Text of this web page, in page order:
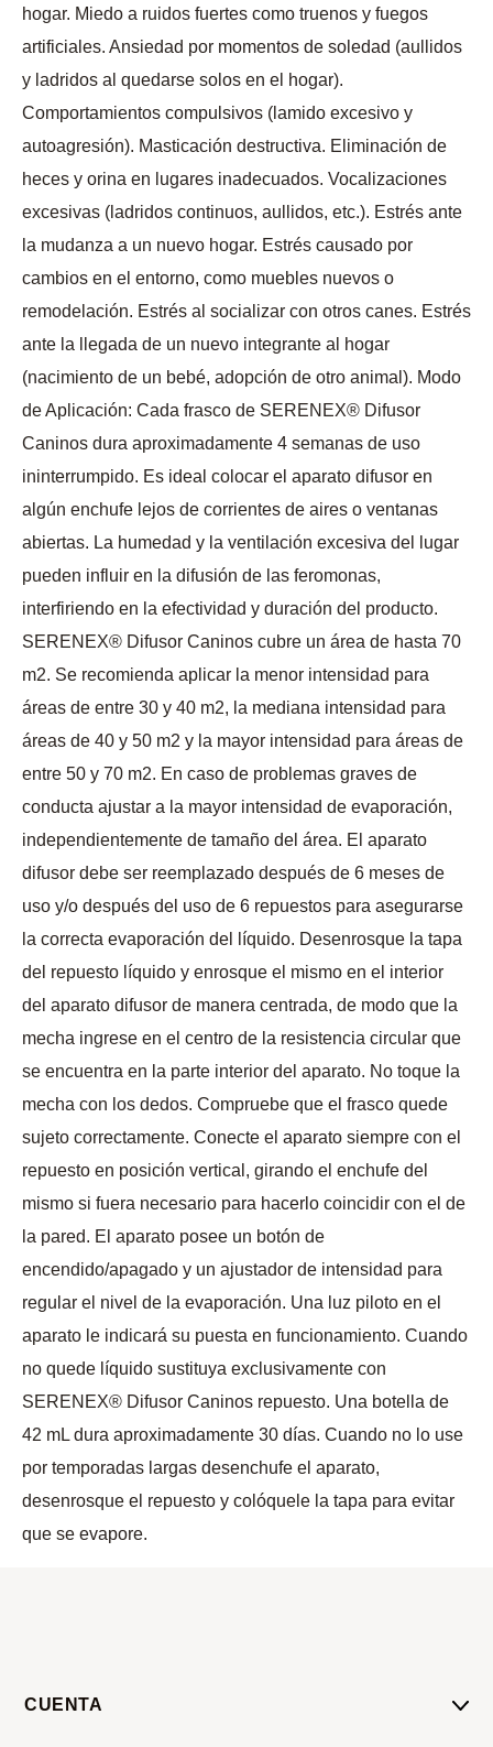
hogar. Miedo a ruidos fuertes como truenos y fuegos
artificiales. Ansiedad por momentos de soledad (aullidos
y ladridos al quedarse solos en el hogar).
Comportamientos compulsivos (lamido excesivo y
autoagresión). Masticación destructiva. Eliminación de
heces y orina en lugares inadecuados. Vocalizaciones
excesivas (ladridos continuos, aullidos, etc.). Estrés ante
la mudanza a un nuevo hogar. Estrés causado por
cambios en el entorno, como muebles nuevos o
remodelación. Estrés al socializar con otros canes. Estrés
ante la llegada de un nuevo integrante al hogar
(nacimiento de un bebé, adopción de otro animal). Modo
de Aplicación: Cada frasco de SERENEX® Difusor
Caninos dura aproximadamente 4 semanas de uso
ininterrumpido. Es ideal colocar el aparato difusor en
algún enchufe lejos de corrientes de aires o ventanas
abiertas. La humedad y la ventilación excesiva del lugar
pueden influir en la difusión de las feromonas,
interfiriendo en la efectividad y duración del producto.
SERENEX® Difusor Caninos cubre un área de hasta 70
m2. Se recomienda aplicar la menor intensidad para
áreas de entre 30 y 40 m2, la mediana intensidad para
áreas de 40 y 50 m2 y la mayor intensidad para áreas de
entre 50 y 70 m2. En caso de problemas graves de
conducta ajustar a la mayor intensidad de evaporación,
independientemente de tamaño del área. El aparato
difusor debe ser reemplazado después de 6 meses de
uso y/o después del uso de 6 repuestos para asegurarse
la correcta evaporación del líquido. Desenrosque la tapa
del repuesto líquido y enrosque el mismo en el interior
del aparato difusor de manera centrada, de modo que la
mecha ingrese en el centro de la resistencia circular que
se encuentra en la parte interior del aparato. No toque la
mecha con los dedos. Compruebe que el frasco quede
sujeto correctamente. Conecte el aparato siempre con el
repuesto en posición vertical, girando el enchufe del
mismo si fuera necesario para hacerlo coincidir con el de
la pared. El aparato posee un botón de
encendido/apagado y un ajustador de intensidad para
regular el nivel de la evaporación. Una luz piloto en el
aparato le indicará su puesta en funcionamiento. Cuando
no quede líquido sustituya exclusivamente con
SERENEX® Difusor Caninos repuesto. Una botella de
42 mL dura aproximadamente 30 días. Cuando no lo use
por temporadas largas desenchufe el aparato,
desenrosque el repuesto y colóquele la tapa para evitar
que se evapore.
CUENTA